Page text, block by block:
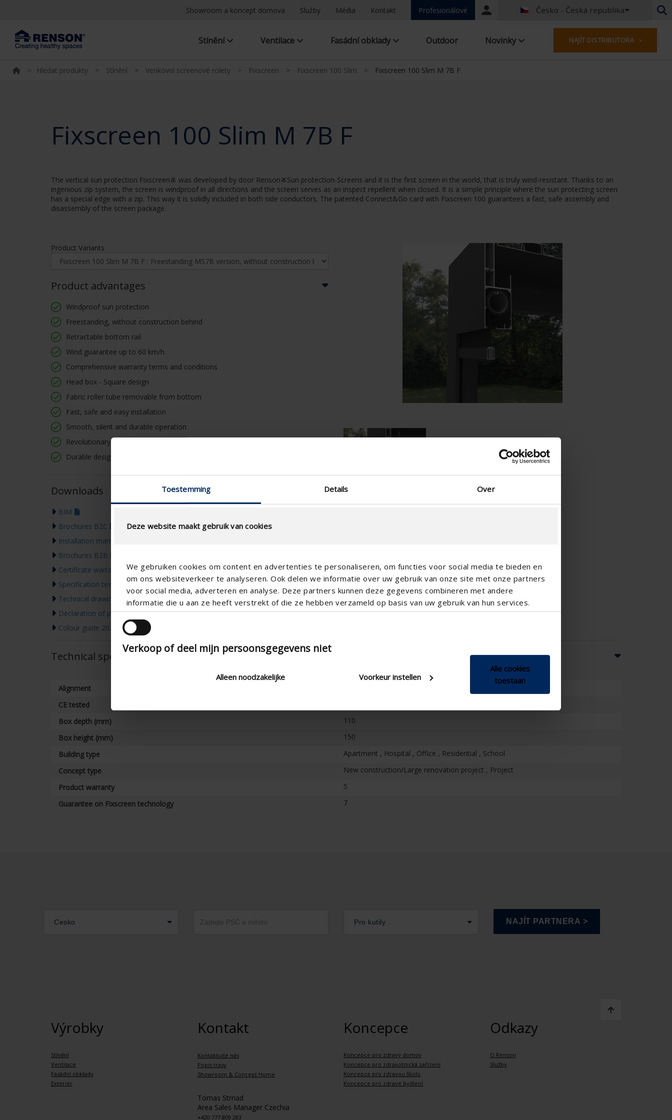
Toestemming Details Over
Deze website maakt gebruik van cookies
We gebruiken cookies om content en advertenties te personaliseren, om functies voor social media te bieden en
om ons websiteverkeer te analyseren. Ook delen we informatie over uw gebruik van onze site met onze partners
voor social media, adverteren en analyse. Deze partners kunnen deze gegevens combineren met andere
informatie die u aan ze heeft verstrekt of die ze hebben verzameld op basis van uw gebruik van hun services.
Verkoop of deel mijn persoonsgegevens niet
Alleen noodzakelijke Voorkeur instellen
Alle cookies
toestaan
Showroom a koncept domova Služby Média Kontakt Profesionálové
Portal
Česko - Česká republika
Holandština - Belgie
Francouzština - Belgie
Holandština - Nizozemsko
Maďarsko - Maďarsko
Italština - Itálie
Norwegian - Norway
Švédština - Švédsko
Číňané - Čína
Stínění Ventilace Fasádní obklady Outdoor Novinky NAJÍT DISTRIBUTORA ›
> Hledat produkty > Stínění > Venkovní screenové rolety > Fixscreen > Fixscreen 100 Slim > Fixscreen 100 Slim M 7B F
Fixscreen 100 Slim M 7B F
The vertical sun protection Fixscreenﾮ was developed by door RensonﾮSun protection-Screens and it is the first screen in the world, that is truly wind-resistant. Thanks to an
ingenious zip system, the screen is windproof in all directions and the screen serves as an inspect repellent when closed. It is a simple principle where the sun protecting screen
has a special edge with a zip. This way it is solidly included in both side conductors. The patented Connect&Go card with Fixscreen 100 guarantees a fast, safe assembly and
disassembly of the screen package.
Product Variants
Product advantages
Windproof sun protection
Freestanding, without construction behind
Retractable bottom rail
Wind guarantee up to 60 km/h
Comprehensive warranty terms and conditions
Head box - Square design
Fabric roller tube removable from bottom
Fast, safe and easy installation
Smooth, silent and durable operation
Revolutionary tensioning
Durable design
Downloads
BIM
Brochures B2C
Installation manual
Brochures B2B
Certificate warranty
Specification text
Technical drawing
Declaration of performance
Colour guide 2026
Technical specifications
Alignment
CE tested
Box depth (mm)
110
Box height (mm)
150
Building type
Apartment , Hospital , Office , Residential , School
Concept type
New construction/Large renovation project , Project
Product warranty
5
Guarantee on Fixscreen technology
7
Cesko Pro kutily
Výrobky
Stínění
Ventilace
Fasádní obklady
Exteriér
Kontakt
Kontaktujte nás
Popis trasy
Showroom & Concept Home
Tomas Strnad
Area Sales Manager Czechia
+420 777 809 283
Koncepce
Koncepce pro zdravý domov
Koncepce pro zdravotnická zařízení
Koncepce pro zdravou školu
Koncepce pro zdravé bydlení
Odkazy
O Renson
Služby